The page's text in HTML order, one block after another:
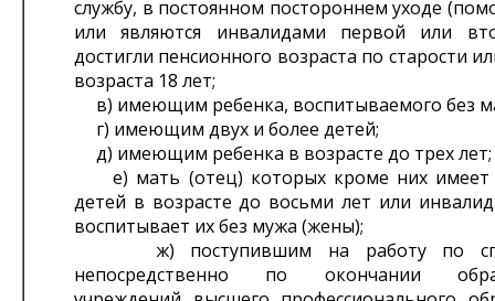
службу, в постоянном постороннем уходе
или являются инвалидами первой или
достигли пенсионного возраста по старости
возраста 18 лет;
в) имеющим ребенка, воспитываемого без
г) имеющим двух и более детей;
д) имеющим ребенка в возрасте до трех лет;
е) мать (отец) которых кроме них имеет
детей в возрасте до восьми лет или
воспитывает их без мужа (жены);
ж) поступившим на работу по
непосредственно по окончании